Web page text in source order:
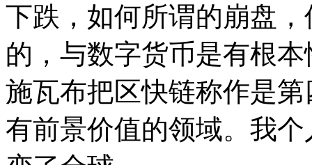
下跌，如何所谓的崩盘
的，与数字货币是有根
施瓦布把区快链称作是
有前景价值的领域。我